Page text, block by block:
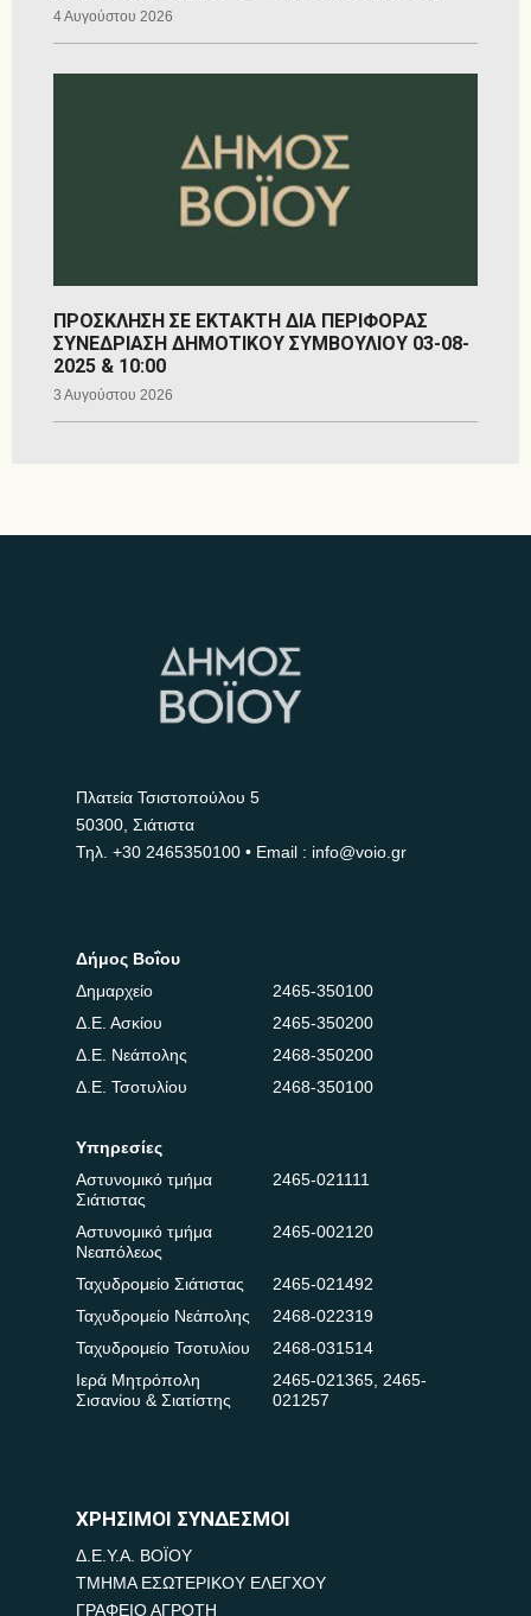
4 Αυγούστου 2026
ΠΡΟΣΚΛΗΣΗ ΣΕ ΕΚΤΑΚΤΗ ΔΙΑ ΠΕΡΙΦΟΡΑΣ
ΣΥΝΕΔΡΙΑΣΗ ΔΗΜΟΤΙΚΟΥ ΣΥΜΒΟΥΛΙΟΥ 03-08-
2025 & 10:00
3 Αυγούστου 2026
Πλατεία Τσιστοπούλου 5
50300, Σιάτιστα
Τηλ. +30 2465350100 • Email : info@voio.gr
Δήμος Βοΐου
Δημαρχείο
2465-350100
Δ.Ε. Ασκίου
2465-350200
Δ.Ε. Νεάπολης
2468-350200
Δ.Ε. Τσοτυλίου
2468-350100
Υπηρεσίες
Αστυνομικό τμήμα
Σιάτιστας
2465-021111
Αστυνομικό τμήμα
Νεαπόλεως
2465-002120
Ταχυδρομείο Σιάτιστας
2465-021492
Ταχυδρομείο Νεάπολης
2468-022319
Ταχυδρομείο Τσοτυλίου
2468-031514
Ιερά Μητρόπολη
Σισανίου & Σιατίστης
2465-021365, 2465-
021257
ΧΡΗΣΙΜΟΙ ΣΥΝΔΕΣΜΟΙ
Δ.Ε.Υ.Α. ΒΟΪΟΥ
ΤΜΗΜΑ ΕΣΩΤΕΡΙΚΟΥ ΕΛΕΓΧΟΥ
ΓΡΑΦΕΙΟ ΑΓΡΟΤΗ